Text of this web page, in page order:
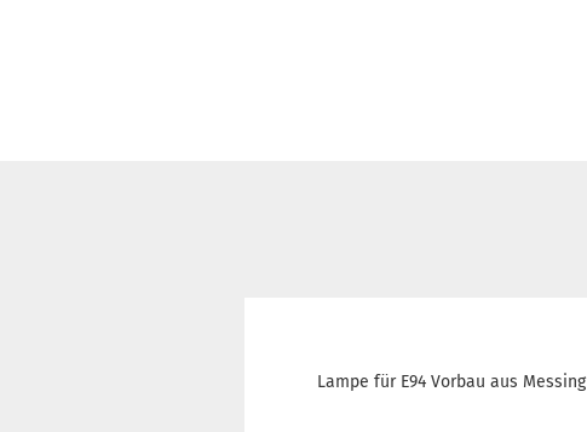
Lampe für E94 Vorbau aus Messing